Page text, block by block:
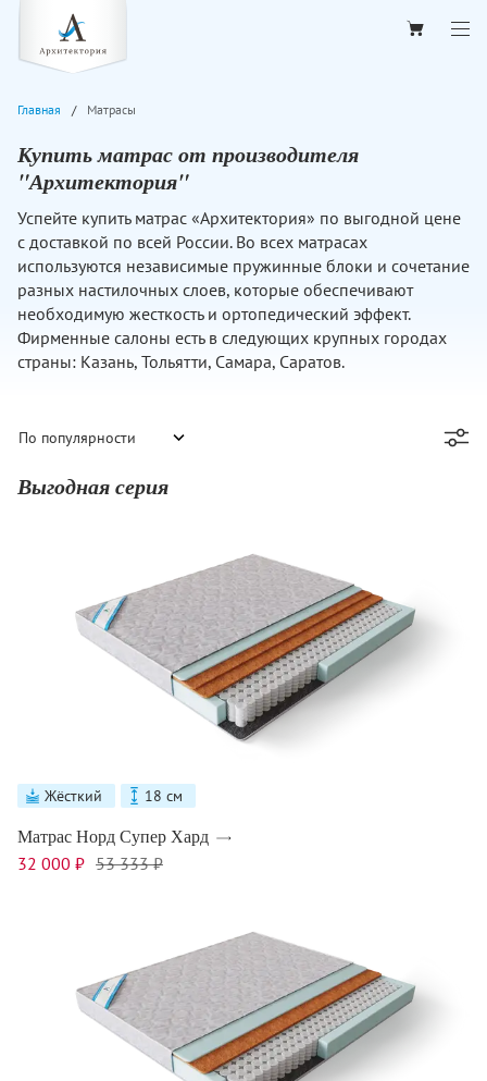
Главная Матрасы
Купить матрас от производителя
"Архитектория"
Успейте купить матрас «Архитектория» по выгодной цене
с доставкой по всей России. Во всех матрасах
используются независимые пружинные блоки и сочетание
разных настилочных слоев, которые обеспечивают
необходимую жесткость и ортопедический эффект.
Фирменные салоны есть в следующих крупных городах
страны: Казань, Тольятти, Самара, Саратов.
Выгодная серия
Жёсткий 18 см
Матрас Норд Супер Хард
32 000 ₽ 53 333 ₽